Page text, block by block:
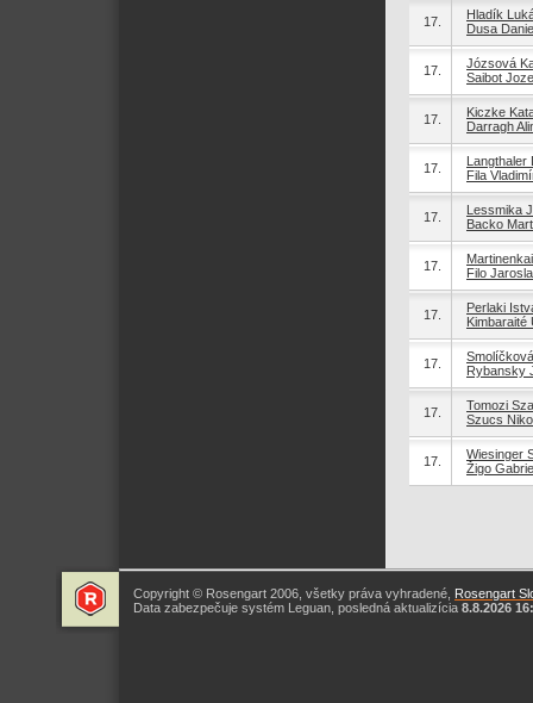
17.
Hladík
Dusa
17.
Józsová
Saibot
17.
Kiczke
Darragh
17.
Langthaler
Fila
17.
Lessmika
Backo
17.
Filo
17.
Perlaki
Kimbaraité
17.
Rybansky
17.
Tomozi
Szucs
17.
Wiesinger
Žigo
Copyright © Rosengart 2006, všetky práva vyhradené, Rosengart
Data zabezpečuje systém Leguan, posledná aktualizícia 8.8.2026